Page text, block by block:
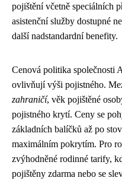
pojištění včetně speciálních
asistenční služby dostupné
další nadstandardní benefity.
Cenová politika společnosti
ovlivňují výši pojistného.
zahraničí, věk pojištěné
pojistného krytí. Ceny se
základních balíčků až po
maximálním pokrytím. Pro
zvýhodněné rodinné tarify,
pojištěny zdarma nebo se